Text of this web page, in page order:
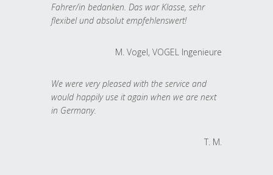
Fahrer/in bedanken. Das war Klasse, sehr
flexibel und absolut empfehlenswert!
M. Vogel, VOGEL Ingenieure
We were very pleased with the service and
would happily use it again when we are next
in Germany.
T. M.